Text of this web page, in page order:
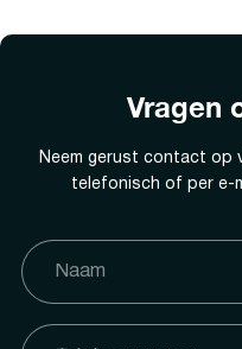
Vragen
Neem gerust contact op
telefonisch of per e-